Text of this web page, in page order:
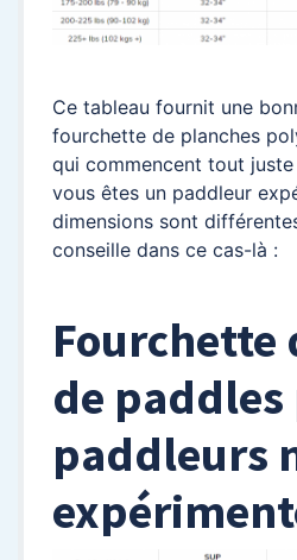
Ce tableau fournit une
fourchette de planches
qui commencent tout
vous êtes un paddleur
dimensions sont
conseille dans ce cas-là :
Fourchette
de
paddleurs